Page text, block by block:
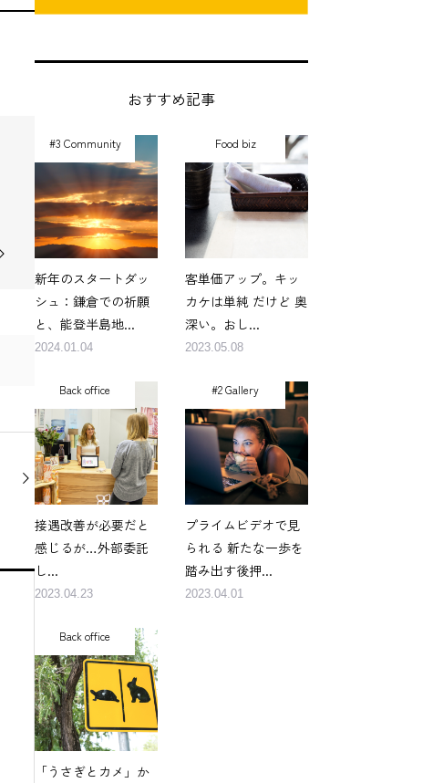
おすすめ記事
#3 Community
新年のスタートダッ
シュ：鎌倉での祈願
と、能登半島地...
2024.01.04
Food biz
客単価アップ。キッ
カケは単純 だけど 奥
深い。おし...
2023.05.08
Back office
接遇改善が必要だと
感じるが…外部委託
し...
2023.04.23
#2 Gallery
プライムビデオで見
られる 新たな一歩を
踏み出す後押...
2023.04.01
Back office
「うさぎとカメ」か